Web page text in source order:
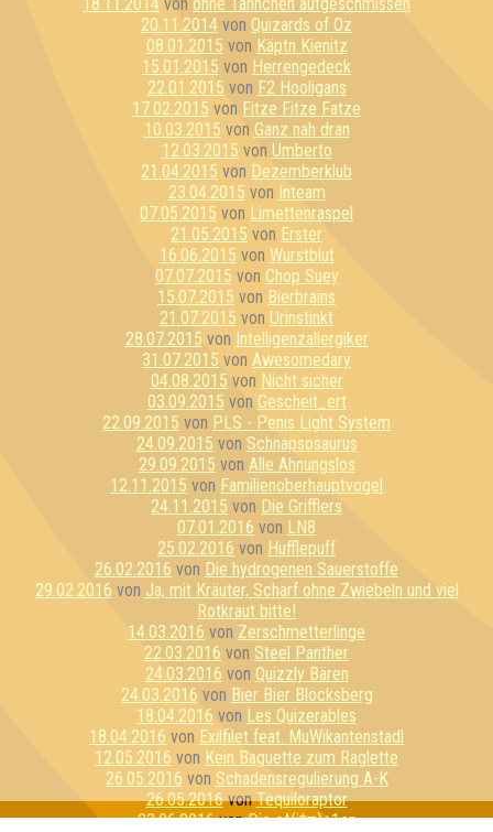
20.11.2014 von Quizards of Oz
08.01.2015 von Käptn Kienitz
15.01.2015 von Herrengedeck
22.01.2015 von F2 Hooligans
17.02.2015 von Fitze Fitze Fatze
10.03.2015 von Ganz nah dran
12.03.2015 von Umberto
21.04.2015 von Dezemberklub
23.04.2015 von Inteam
07.05.2015 von Limettenraspel
21.05.2015 von Erster
16.06.2015 von Wurstblut
07.07.2015 von Chop Suey
15.07.2015 von Bierbrains
21.07.2015 von Urinstinkt
28.07.2015 von Intelligenzallergiker
31.07.2015 von Awesomedary
04.08.2015 von Nicht sicher
03.09.2015 von Gescheit_ert
22.09.2015 von PLS - Penis Light System
24.09.2015 von Schnapsosaurus
29.09.2015 von Alle Ahnungslos
12.11.2015 von Familienoberhauptvogel
24.11.2015 von Die Grifflers
07.01.2016 von LN8
25.02.2016 von Hufflepuff
26.02.2016 von Die hydrogenen Sauerstoffe
29.02.2016 von Ja, mit Kräuter, Scharf ohne Zwiebeln und viel
Rotkraut bitte!
14.03.2016 von Zerschmetterlinge
22.03.2016 von Steel Panther
24.03.2016 von Quizzly Bären
24.03.2016 von Bier Bier Blocksberg
18.04.2016 von Les Quizerables
18.04.2016 von Exilfilet feat. MuWikantenstadl
12.05.2016 von Kein Baguette zum Raglette
26.05.2016 von Schadensregulierung A-K
26.05.2016vonTequiloraptor
23.06.2016vonDie e^(i*π)+1en